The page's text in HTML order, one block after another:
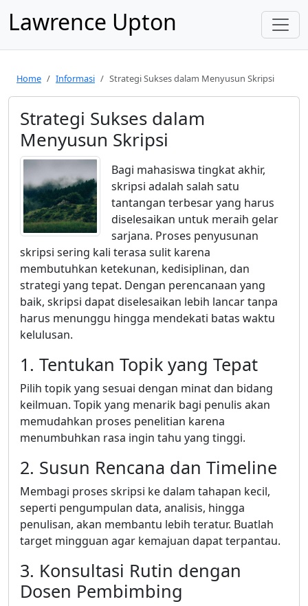
Lawrence Upton
Home Informasi Strategi Sukses dalam Menyusun Skripsi
Strategi Sukses dalam
Menyusun Skripsi
Bagi mahasiswa tingkat akhir,
skripsi adalah salah satu
tantangan terbesar yang harus
diselesaikan untuk meraih gelar
sarjana. Proses penyusunan
skripsi sering kali terasa sulit karena
membutuhkan ketekunan, kedisiplinan, dan
strategi yang tepat. Dengan perencanaan yang
baik, skripsi dapat diselesaikan lebih lancar tanpa
harus menunggu hingga mendekati batas waktu
kelulusan.
1. Tentukan Topik yang Tepat
Pilih topik yang sesuai dengan minat dan bidang
keilmuan. Topik yang menarik bagi penulis akan
memudahkan proses penelitian karena
menumbuhkan rasa ingin tahu yang tinggi.
2. Susun Rencana dan Timeline
Membagi proses skripsi ke dalam tahapan kecil,
seperti pengumpulan data, analisis, hingga
penulisan, akan membantu lebih teratur. Buatlah
target mingguan agar kemajuan dapat terpantau.
3. Konsultasi Rutin dengan
Dosen Pembimbing